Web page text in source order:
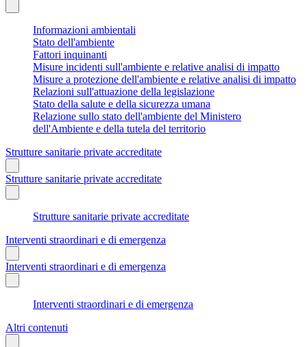
Informazioni ambientali
Stato dell'ambiente
Fattori inquinanti
Misure incidenti sull'ambiente e relative analisi di impatto
Misure a protezione dell'ambiente e relative analisi di impatto
Relazioni sull'attuazione della legislazione
Stato della salute e della sicurezza umana
Relazione sullo stato dell'ambiente del Ministero
dell'Ambiente e della tutela del territorio
Strutture sanitarie private accreditate
Strutture sanitarie private accreditate
Strutture sanitarie private accreditate
Interventi straordinari e di emergenza
Interventi straordinari e di emergenza
Interventi straordinari e di emergenza
Altri contenuti